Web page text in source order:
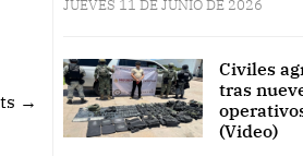
→
JUEVES 11 DE JUNIO DE 2026
Civiles
tras
(Video)